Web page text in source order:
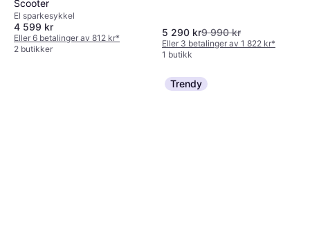
Scooter
El sparkesykkel
4 599 kr
Eller 6 betalinger av 812 kr*
2 butikker
5 290 kr9 990 kr
Eller 3 betalinger av 1 822 kr*
1 butikk
Trendy